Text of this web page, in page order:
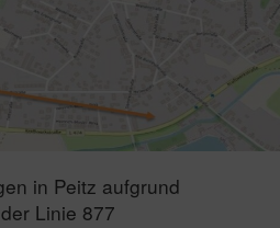
in Peitz aufgrund
Linie 877